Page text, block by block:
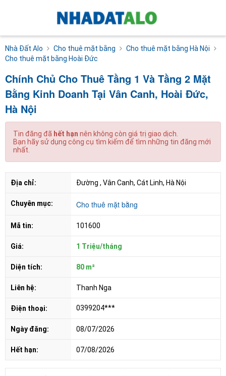
Nhà Đất Alo Cho thuê mặt bằng
Cho thuê mặt bằng Hà Nội
Cho thuê mặt bằng Hoài Đức
Chính Chủ Cho Thuê Tầng 1 Và Tầng 2 Mặt
Bằng Kinh Doanh Tại Vân Canh, Hoài Đức,
Hà Nội
Tin đăng đã hết hạn nên không còn giá trị giao dịch.
Bạn hãy sử dụng công cụ tìm kiếm để tìm những tin đăng mới
nhất.
Địa chỉ: Đường , Vân Canh, Cát Linh, Hà Nội
Chuyên mục: Cho thuê mặt bằng
Mã tin: 101600
Giá: 1 Triệu/tháng
Diện tích: 80 m²
Liên hệ: Thanh Nga
Điện thoại: 0399204***
Ngày đăng: 08/07/2026
Hết hạn: 07/08/2026